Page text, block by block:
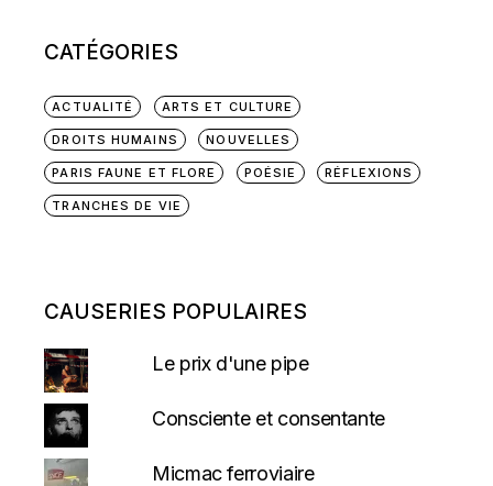
CATÉGORIES
ACTUALITÉ ARTS ET CULTURE
DROITS HUMAINS NOUVELLES
PARIS FAUNE ET FLORE POÉSIE RÉFLEXIONS
TRANCHES DE VIE
CAUSERIES POPULAIRES
Le prix d'une pipe
Consciente et consentante
Micmac ferroviaire